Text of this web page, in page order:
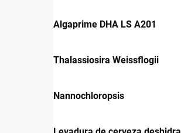
Algaprime DHA LS A201
Thalassiosira Weissflogii
Nannochloropsis